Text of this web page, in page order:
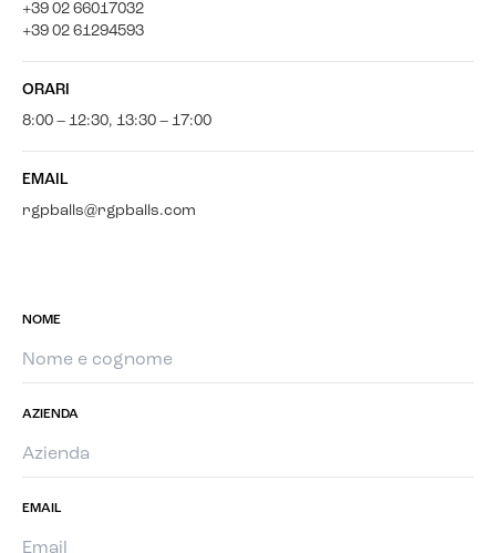
+39 02 66017032
+39 02 61294593
ORARI
8:00 – 12:30, 13:30 – 17:00
EMAIL
rgpballs@rgpballs.com
NOME
AZIENDA
EMAIL